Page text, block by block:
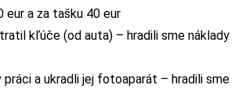
a za tašku 40 eur
kľúče (od auta) – hradili sme náklady
a ukradli jej fotoaparát – hradili sme